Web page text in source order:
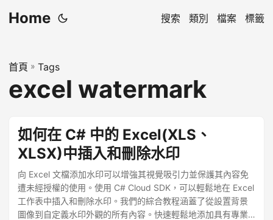
Home 搜索 類別 檔案 標籤
首頁 » Tags
excel watermark
如何在 C# 中的 Excel(XLS、
XLSX)中插入和刪除水印
向 Excel 文檔添加水印可以增強其視覺吸引力並保護其內容免
遭未經授權的使用。使用 C# Cloud SDK，可以輕鬆地在 Excel
工作表中插入和刪除水印。我們的綜合教程涵蓋了從設置背景
圖像到自定義水印外觀的所有內容。快速輕鬆地添加具有專業